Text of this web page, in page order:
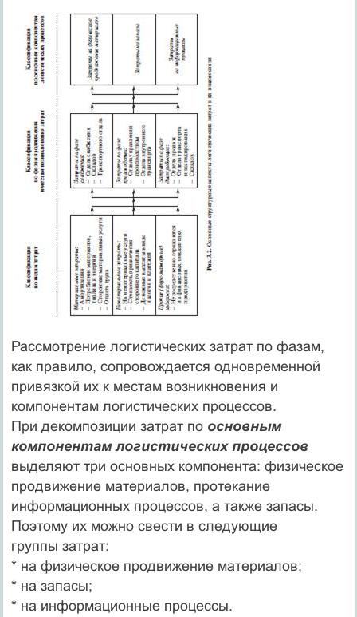
Рассмотрение логистических затрат по фазам,
как правило, сопровождается одновременной
привязкой их к местам возникновения и
компонентам логистических процессов.
При декомпозиции затрат по основным
компонентам логистических процессов
выделяют три основных компонента: физическое
продвижение материалов, протекание
информационных процессов, а также запасы.
Поэтому их можно свести в следующие
группы затрат:
* на физическое продвижение материалов;
* на запасы;
* на информационные процессы.